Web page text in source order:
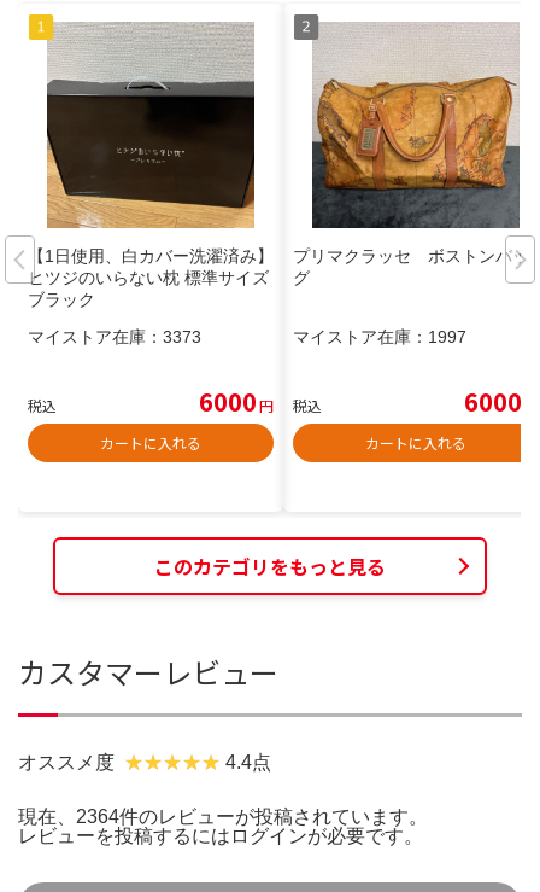
【1日使用、白カバー洗濯済み】
ヒツジのいらない枕 標準サイズ
ブラック
マイストア在庫： 3373
税込 6000円
カートに入れる
プリマクラッセ ボストンバッ
グ
マイストア在庫： 1997
税込 6000
カートに入れる
このカテゴリをもっと見る
カスタマーレビュー
オススメ度 4.4点
現在、2364件のレビューが投稿されています。
レビューを投稿するには ログインが必要です。